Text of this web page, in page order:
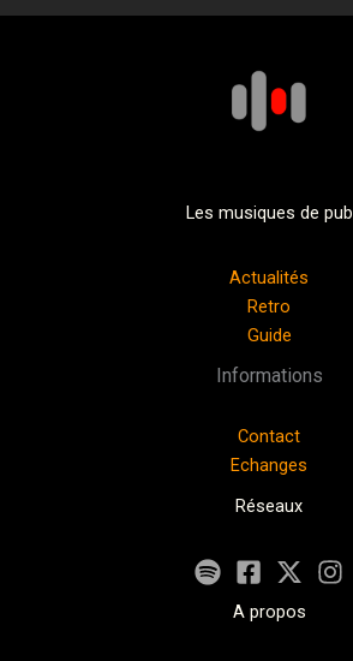
Les musiques de pub
Actualités
Retro
Guide
Informations
Contact
Echanges
Réseaux
A propos